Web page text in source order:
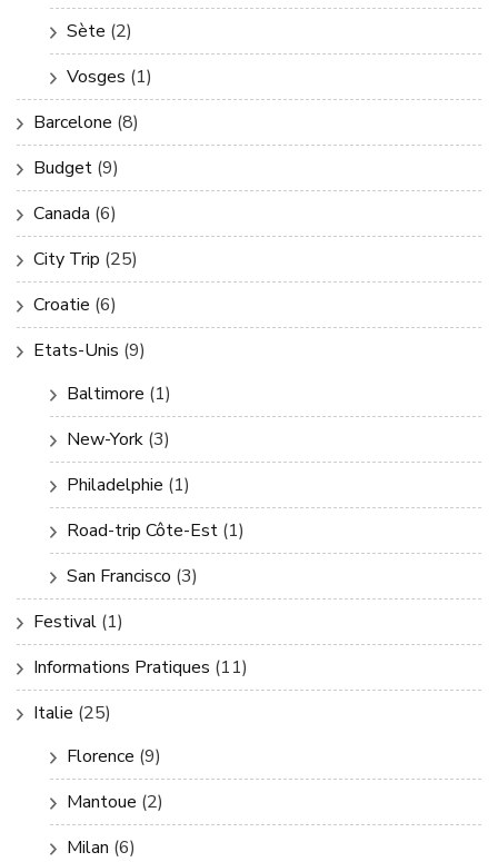
Sète (2)
Vosges (1)
Barcelone (8)
Budget (9)
Canada (6)
City Trip (25)
Croatie (6)
Etats-Unis (9)
Baltimore (1)
New-York (3)
Philadelphie (1)
Road-trip Côte-Est (1)
San Francisco (3)
Festival (1)
Informations Pratiques (11)
Italie (25)
Florence (9)
Mantoue (2)
Milan (6)